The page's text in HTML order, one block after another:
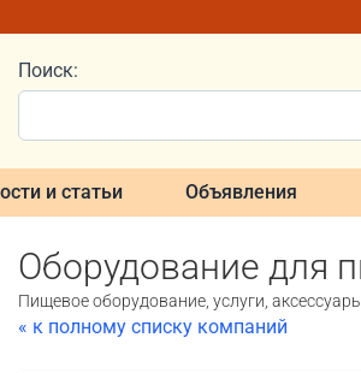
Поиск:
и статьи Объявления
Оборудование для
Пищевое оборудование, услуги,
« к полному списку компаний